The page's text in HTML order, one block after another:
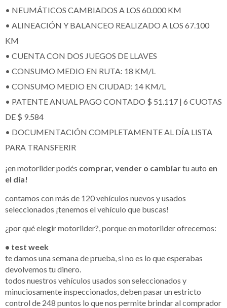
• NEUMÁTICOS CAMBIADOS A LOS 60.000 KM
• ALINEACIÓN Y BALANCEO REALIZADO A LOS 67.100
KM
• CUENTA CON DOS JUEGOS DE LLAVES
• CONSUMO MEDIO EN RUTA: 18 KM/L
• CONSUMO MEDIO EN CIUDAD: 14 KM/L
• PATENTE ANUAL PAGO CONTADO $ 51.117 | 6 CUOTAS
DE $ 9.584
• DOCUMENTACIÓN COMPLETAMENTE AL DÍA LISTA
PARA TRANSFERIR
¡en motorlider podés comprar, vender o cambiartu auto en
el día!
contamos con más de 120 vehículos nuevos y usados
seleccionados ¡tenemos el vehículo que buscas!
¿por qué elegir motorlider?, porque en motorlider ofrecemos:
• test week
te damos una semana de prueba, si no es lo que esperabas
devolvemos tu dinero.
todos nuestros vehículos usados son seleccionados y
minuciosamente inspeccionados, deben pasar un estricto
control de 248 puntos lo que nos permite brindar al comprador